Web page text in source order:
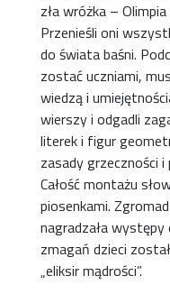
zła wróżka –
Przenieśli oni
do świata baśni.
zostać uczniami,
wiedzą i
wierszy i odgadli
literek i figur
zasady grzeczności i
Całość montażu
piosenkami.
nagradzała występy
zmagań dzieci
„eliksir mądrości”.